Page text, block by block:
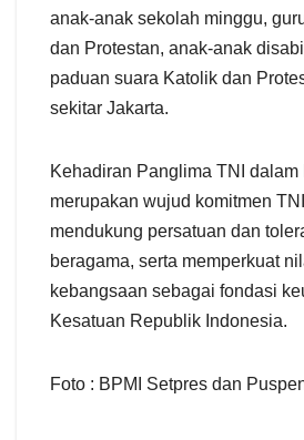
anak-anak sekolah minggu,
dan Protestan, anak-anak
paduan suara Katolik dan
sekitar Jakarta.
Kehadiran Panglima TNI dalam
merupakan wujud komitmen
mendukung persatuan dan
beragama, serta memperkuat
kebangsaan sebagai fondasi
Kesatuan Republik Indonesia.
Foto : BPMI Setpres dan